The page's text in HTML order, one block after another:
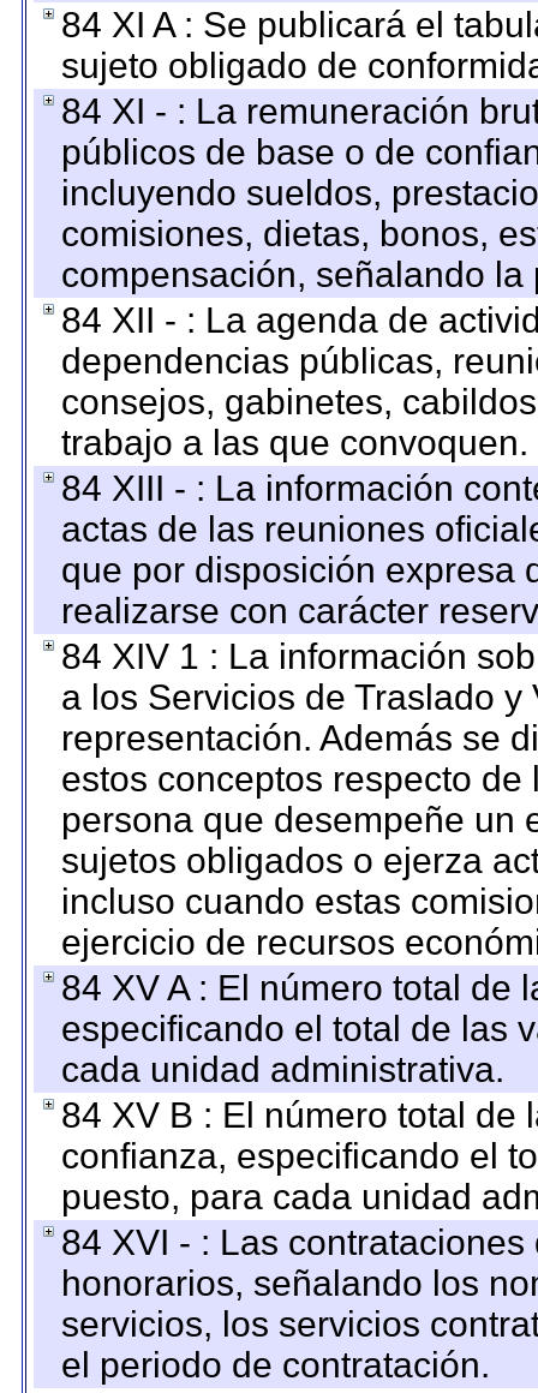
84 XI A : Se publicará el
sujeto obligado de
84 XI - : La remuneración
públicos de base o de
incluyendo sueldos,
comisiones, dietas, bonos,
compensación, señalando
84 XII - : La agenda de
dependencias públicas,
consejos, gabinetes,
trabajo a las que convoquen.
84 XIII - : La información
actas de las reuniones
que por disposición expresa
realizarse con carácter
84 XIV 1 : La información
a los Servicios de Traslado
representación. Además se
estos conceptos respecto
persona que desempeñe un
sujetos obligados o ejerza
incluso cuando estas
ejercicio de recursos
84 XV A : El número total de
especificando el total de las
cada unidad administrativa.
84 XV B : El número total de
confianza, especificando el
puesto, para cada unidad
84 XVI - : Las
honorarios, señalando los
servicios, los servicios
el periodo de contratación.